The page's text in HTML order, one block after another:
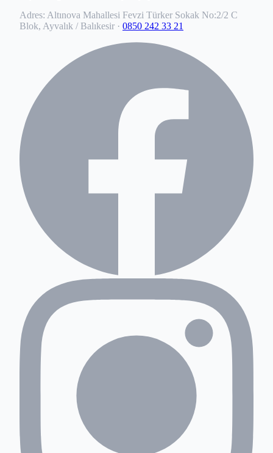
Adres: Altınova Mahallesi Fevzi Türker Sokak No:2/2 C
Blok, Ayvalık / Balıkesir · 0850 242 33 21